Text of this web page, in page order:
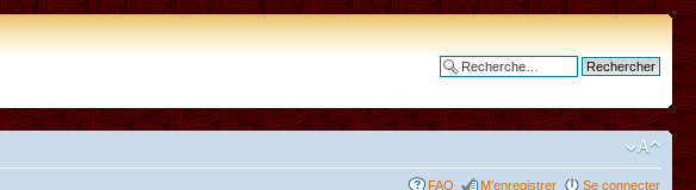
FAQ M’enregistrer Se connecter